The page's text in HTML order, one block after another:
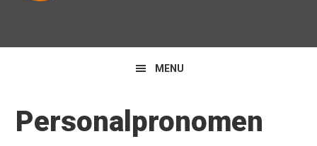
MENU
Personalpronomen